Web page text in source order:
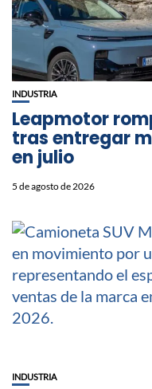
INDUSTRIA
Leapmotor
tras entregar
en julio
5 de agosto de 2026
INDUSTRIA